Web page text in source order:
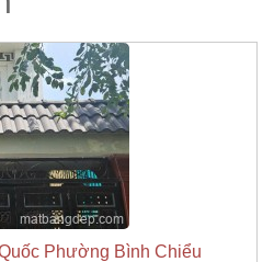
Phường Bình Chiểu